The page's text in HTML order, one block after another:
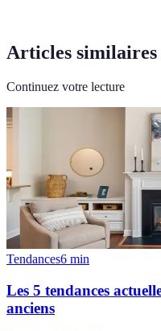
Articles similaires
Continuez votre lecture
Tendances6 min
Les 5 tendances
anciens